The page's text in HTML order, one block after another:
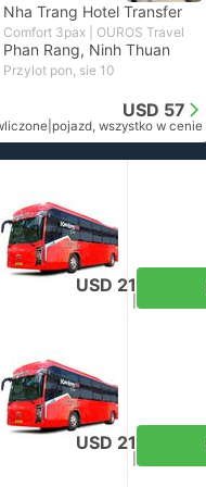
Nha Trang Hotel Transfer
Comfort 3pax | OUROS Travel
Phan Rang, Ninh Thuan
Przylot pon, sie 10
USD 57
pojazd, wszystko w cenie
USD 21
USD 21